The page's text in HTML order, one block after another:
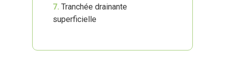
7. Tranchée drainante
superficielle